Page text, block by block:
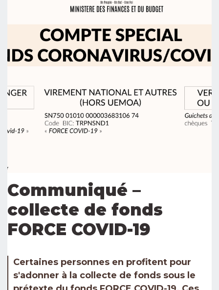
Communiqué –
collecte de fonds
FORCE COVID-19
Certaines personnes en profitent pour
s'adonner à la collecte de fonds sous le